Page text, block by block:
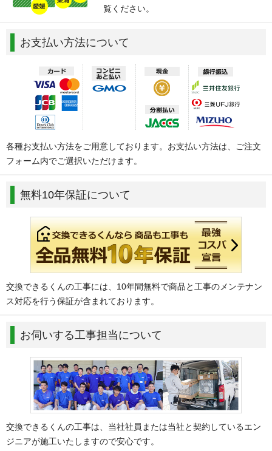
覧ください。
お支払い方法について
各種お支払い方法をご用意しております。お支払い方法は、ご注文
フォーム内でご選択いただけます。
無料10年保証について
交換できるくんの工事には、10年間無料で商品と工事のメンテナン
ス対応を行う保証が含まれております。
お伺いする工事担当について
交換できるくんの工事は、当社社員または当社と契約しているエン
ジニアが施工いたしますので安心です。